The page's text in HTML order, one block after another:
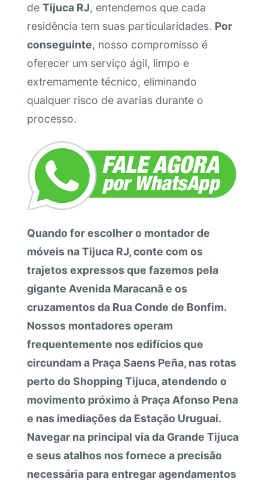
de Tijuca RJ, entendemos que cada
residência tem suas particularidades. Por
conseguinte, nosso compromisso é
oferecer um serviço ágil, limpo e
extremamente técnico, eliminando
qualquer risco de avarias durante o
processo.
Quando for escolher o montador de
móveis na Tijuca RJ, conte com os
trajetos expressos que fazemos pela
gigante Avenida Maracanã e os
cruzamentos da Rua Conde de Bonfim.
Nossos montadores operam
frequentemente nos edifícios que
circundam a Praça Saens Peña, nas rotas
perto do Shopping Tijuca, atendendo o
movimento próximo à Praça Afonso Pena
e nas imediações da Estação Uruguai.
Navegar na principal via da Grande Tijuca
e seus atalhos nos fornece a precisão
necessária para entregar agendamentos